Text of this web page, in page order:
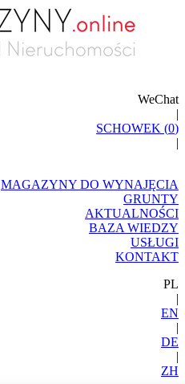
WeChat
|
SCHOWEK (0)
|
MAGAZYNY DO WYNAJĘCIA
GRUNTY
AKTUALNOŚCI
BAZA WIEDZY
USŁUGI
KONTAKT
PL
|
EN
|
DE
|
ZH